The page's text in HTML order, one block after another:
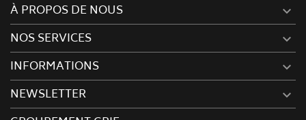
À PROPOS DE NOUS 
NOS SERVICES 
INFORMATIONS 
NEWSLETTER 